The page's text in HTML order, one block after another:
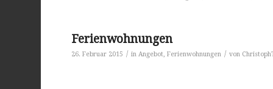
Ferienwohnungen
26. Februar 2015 / inAngebot,Ferienwohnungen / von